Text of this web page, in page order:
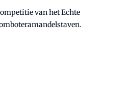
van het Echte